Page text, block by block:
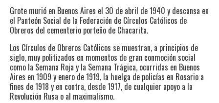
Grote murió en Buenos Aires el 30 de abril de 1940 y descansa en
el Panteón Social de la Federación de Círculos Católicos de
Obreros del cementerio porteño de Chacarita.
Los Círculos de Obreros Católicos se muestran, a principios de
siglo, muy politizados en momentos de gran conmoción social
como la Semana Roja y la Semana Trágica, ocurridas en Buenos
Aires en 1909 y enero de 1919, la huelga de policías en Rosario a
fines de 1918 y en contra, desde 1917, de cualquier apoyo a la
Revolución Rusa o al maximalismo.